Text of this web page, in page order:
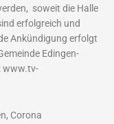
soweit die Halle
erfolgreich und
Ankündigung erfolgt
Edingen-
www.tv-
Corona